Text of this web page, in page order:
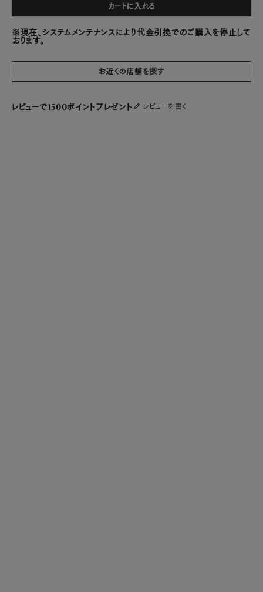
カートに入れる
※現在、システムメンテナンスにより代金引換でのご購入を停止して
おります。
お近くの店舗を探す
レビューで1500ポイントプレゼント レビューを書く